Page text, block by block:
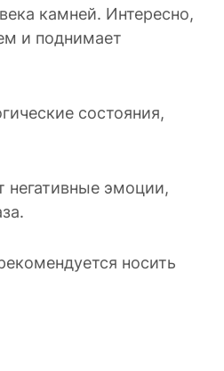
камней. Интересно,
и поднимает
состояния,
эмоции,
носить